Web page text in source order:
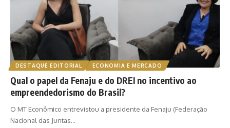
DESTAQUE EDITORIAL ECONOMIA E MERCADO
Qual o papel da Fenaju e do DREI no incentivo ao
empreendedorismo do Brasil?
O MT Econômico entrevistou a presidente da Fenaju (Federação
Nacional das Juntas…